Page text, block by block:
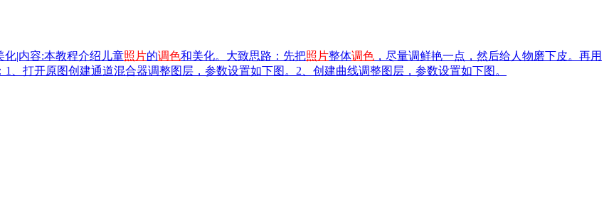
化|内容:本教程介绍儿童照片的调色和美化。大致思路：先把照片整体调色 ，尽量调鲜艳一点，然后给人物磨下皮。再用
打开原图创建通道混合器调整图层，参数设置如下图。2、创建曲线调整图层，参数设置如下图。